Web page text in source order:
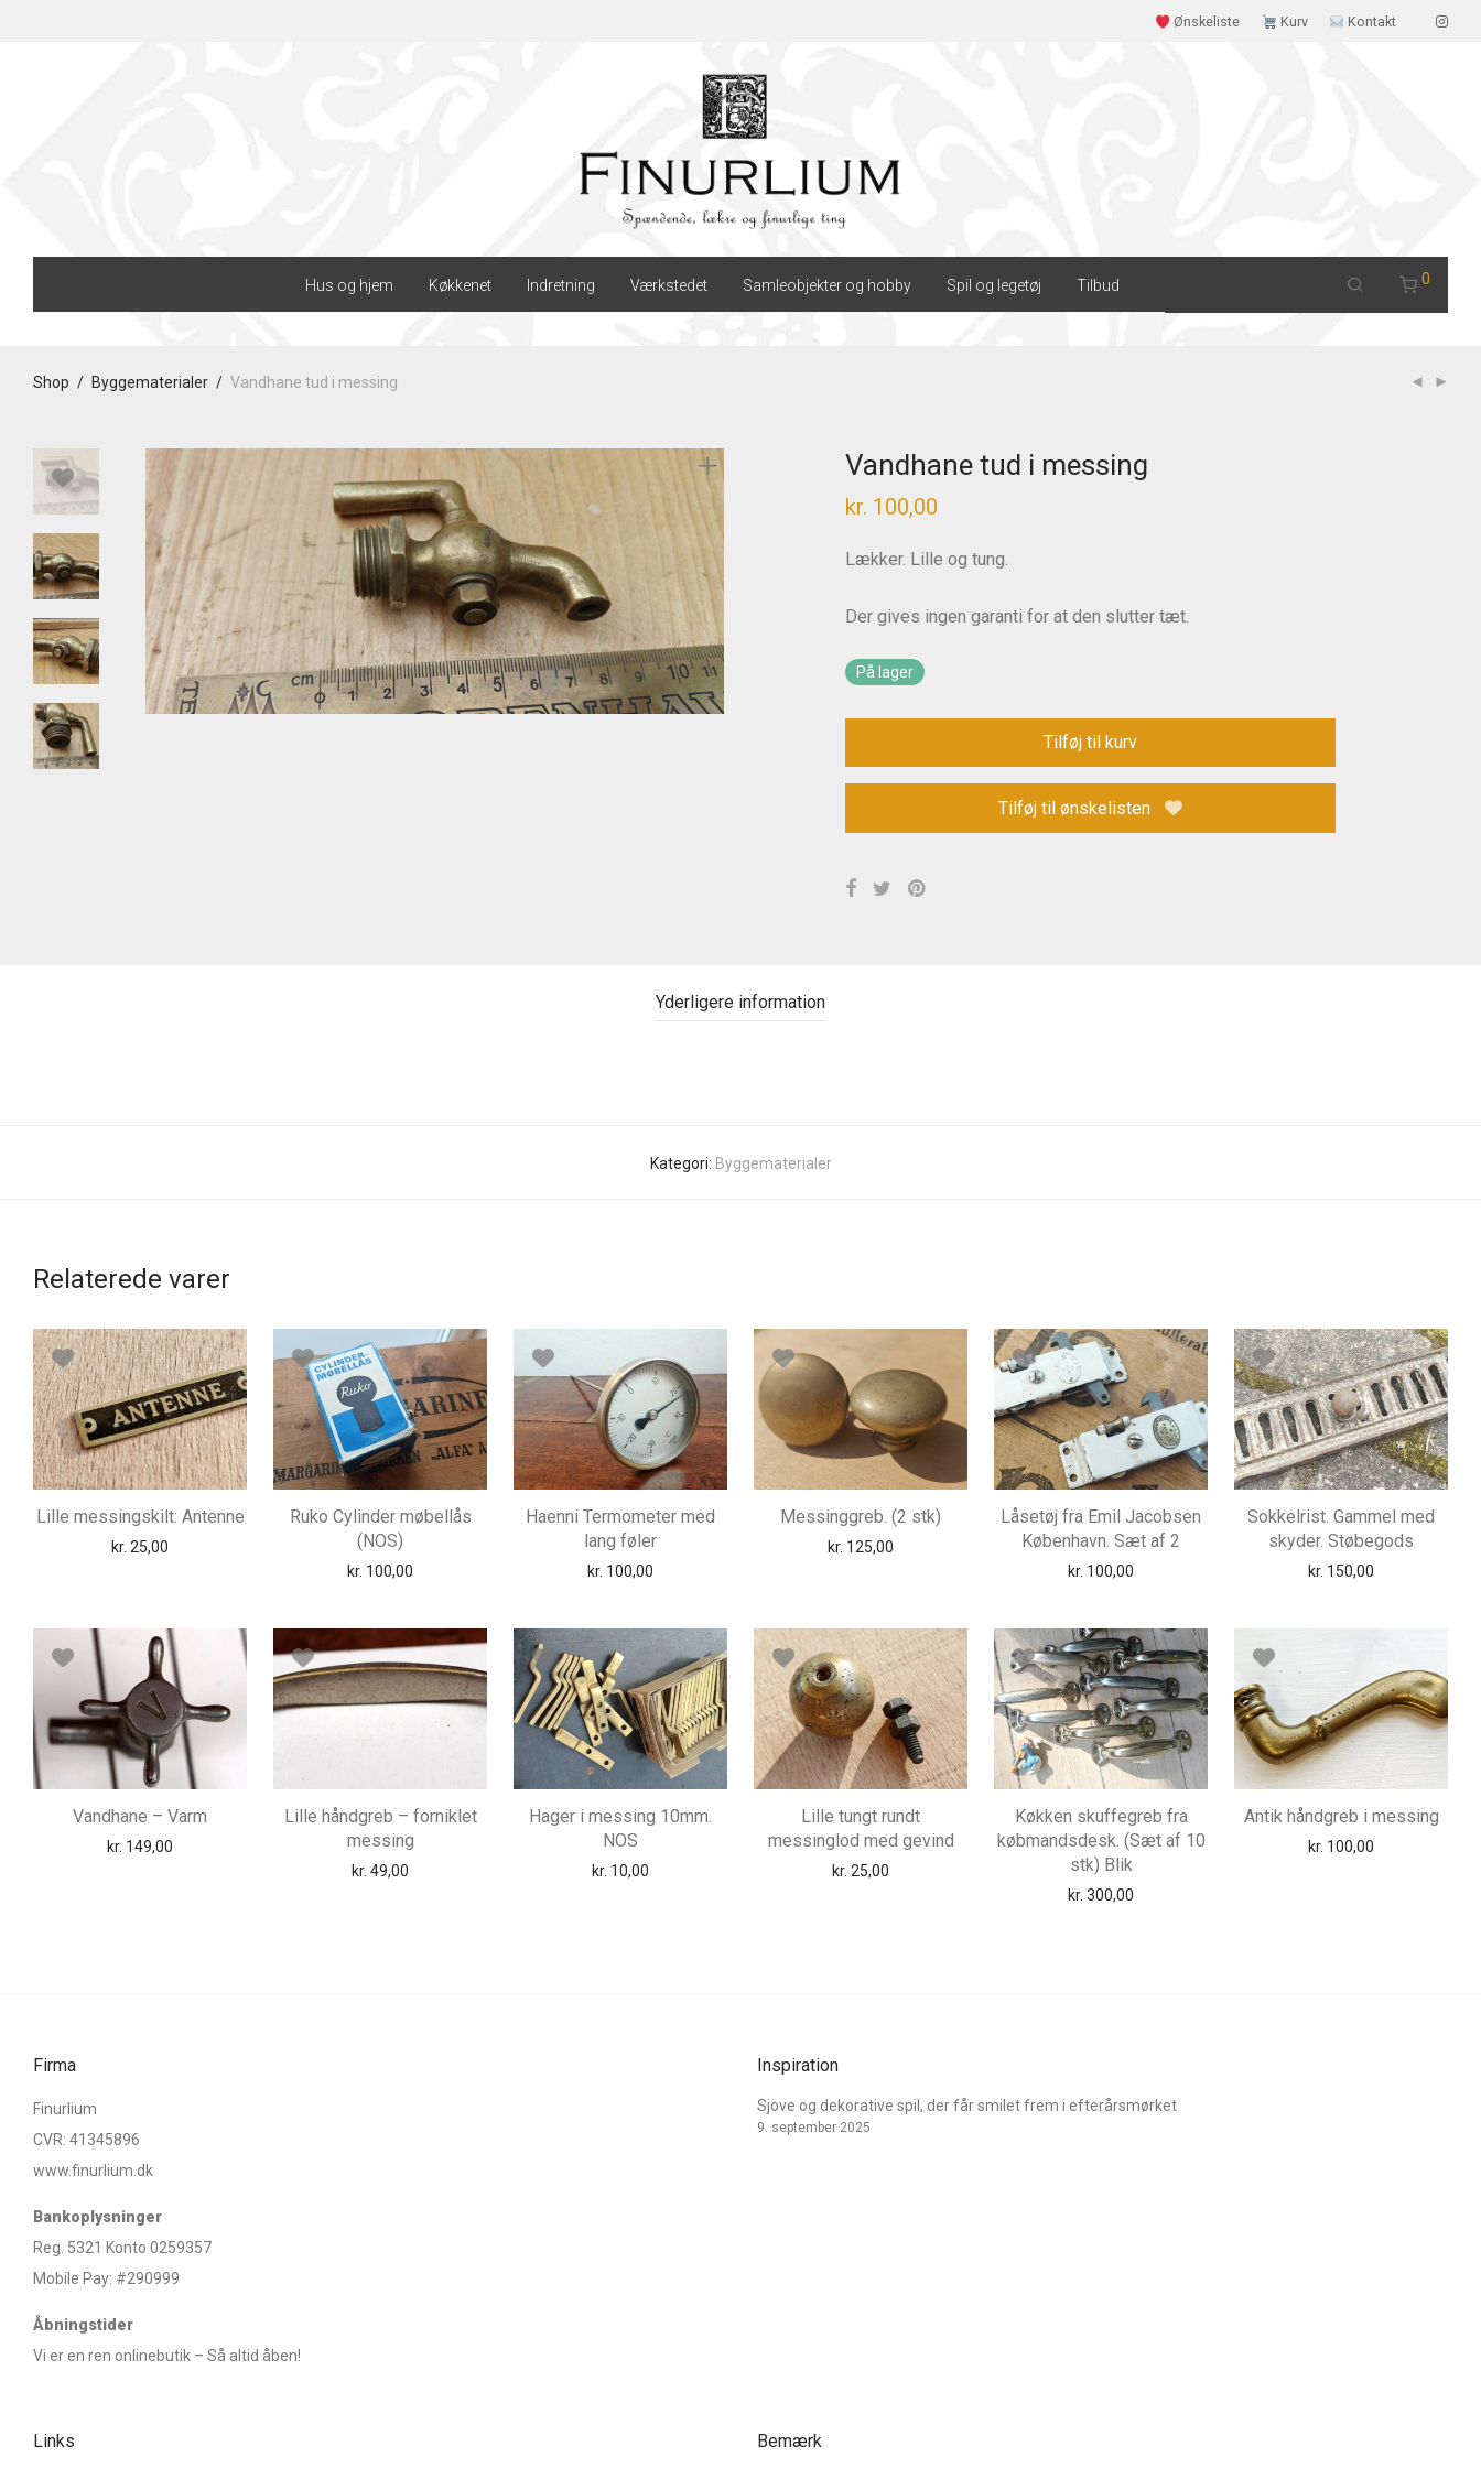
Ønskeliste Kurv Kontakt
Hus og hjem Køkkenet Indretning Værkstedet Samleobjekter og hobby Spil og legetøj Tilbud 0
Shop / Byggematerialer / Vandhane tud i messing
Vandhane tud i messing
kr. 100,00
Lækker. Lille og tung.
Der gives ingen garanti for at den slutter tæt.
På lager
Tilføj til kurv
Tilføj til ønskelisten
Yderligere information
Kategori: Byggematerialer
Relaterede varer
Lille messingskilt: Antenne
kr. 25,00
Ruko Cylinder møbellås
(NOS)
kr. 100,00
Haenni Termometer med
lang føler
kr. 100,00
Messinggreb. (2 stk)
kr. 125,00
Låsetøj fra Emil Jacobsen
København. Sæt af 2
kr. 100,00
Sokkelrist. Gammel med
skyder. Støbegods
kr. 150,00
Vandhane – Varm
kr. 149,00
Lille håndgreb – forniklet
messing
kr. 49,00
Hager i messing 10mm.
NOS
kr. 10,00
Lille tungt rundt
messinglod med gevind
kr. 25,00
Køkken skuffegreb fra
købmandsdesk. (Sæt af 10
stk) Blik
kr. 300,00
Antik håndgreb i messing
kr. 100,00
Firma
Finurlium
CVR: 41345896
www.finurlium.dk
Bankoplysninger
Reg. 5321 Konto 0259357
Mobile Pay: #290999
Åbningstider
Vi er en ren onlinebutik – Så altid åben!
Inspiration
Sjove og dekorative spil, der får smilet frem i efterårsmørket
9. september 2025
Links Bemærk